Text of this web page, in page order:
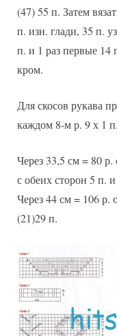
(47) 55 п. Затем
п. изн. глади, 35 п.
п. и 1 раз первые 14
кром.
Для скосов рукава
каждом 8-м р. 9 х 1
Через 33,5 см = 80 р.
с обеих сторон 5 п.
Через 44 см = 106 р.
(21)29 п.